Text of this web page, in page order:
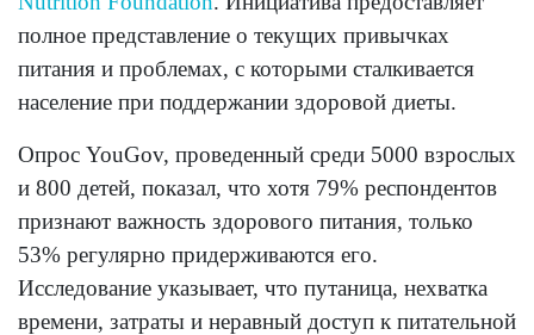
полное представление о текущих привычках
питания и проблемах, с которыми сталкивается
население при поддержании здоровой диеты.
Опрос YouGov, проведенный среди 5000 взрослых
и 800 детей, показал, что хотя 79% респондентов
признают важность здорового питания, только
53% регулярно придерживаются его.
Исследование указывает, что путаница, нехватка
времени, затраты и неравный доступ к питательной